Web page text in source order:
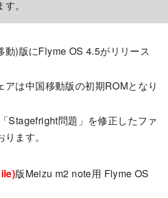
。
動)版にFlyme OS 4.5がリリース
アは中国移動版の初期ROMとなり
Stagefright問題」を修正したファ
ます。
版Meizu m2 note用 Flyme OS